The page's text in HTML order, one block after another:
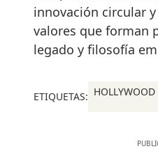
innovación circular
valores que forman
legado y filosofía
ETIQUETAS: HOLLYWOOD